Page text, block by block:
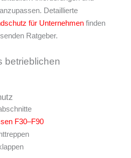
Detaillierte
für Unternehmen finden
Ratgeber.
betrieblichen
F30–F90